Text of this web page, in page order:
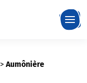
> Aumônière